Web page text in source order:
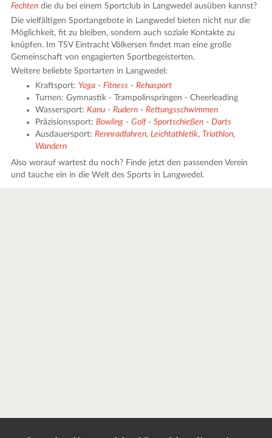
Fechten die du bei einem Sportclub in Langwedel ausüben kannst?
Die vielfältigen Sportangebote in Langwedel bieten nicht nur die
Möglichkeit, fit zu bleiben, sondern auch soziale Kontakte zu
knüpfen. Im TSV Eintracht Völkersen findet man eine große
Gemeinschaft von engagierten Sportbegeisterten.
Weitere beliebte Sportarten in Langwedel:
Kraftsport: Yoga -Fitness -Rehasport
Turnen: Gymnastik - Trampolinspringen - Cheerleading
Wassersport:Kanu -Rudern -Rettungsschwimmen
Präzisionssport:Bowling -Golf-Sportschießen -Darts
Ausdauersport:Rennradfahren,Leichtathletik,Triathlon,
Wandern
Also worauf wartest du noch? Finde jetzt den passenden Verein
und tauche ein in die Welt des Sports in Langwedel.